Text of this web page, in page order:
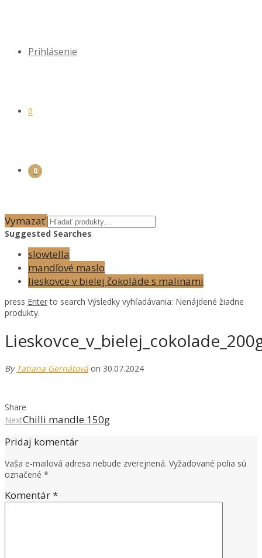
Prihlásenie
0
0
Vymazať
Suggested Searches
slowtella
mandľové maslo
lieskovce v bielej čokoláde s malinami
press Enterto search Výsledky vyhľadávania: Nenájdené žiadne
produkty.
By Tatiana Gernátová on 30.07.2024
Share
NextChilli mandle 150g
Pridaj komentár
Vaša e-mailová adresa nebude zverejnená. Vyžadované polia sú
označené *
Komentár*